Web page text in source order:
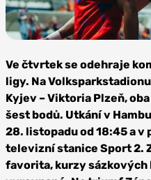
Viktoria
Plzeň
Ve čtvrtek se odehraje
ligy. Na
Kyjev – Viktoria Plzeň,
šest bodů. Utkání v
28. listopadu od 18:45 a
televizní stanice Sport 2.
favorita, kurzy